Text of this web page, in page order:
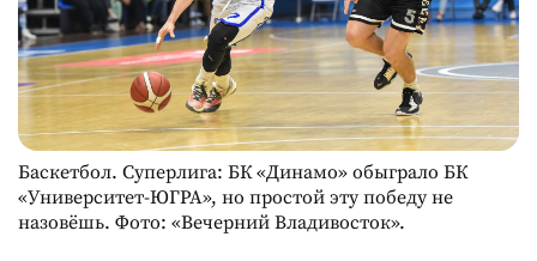
Баскетбол. Суперлига: БК «Динамо» обыграло БК
«Университет-ЮГРА», но простой эту победу не
назовёшь. Фото: «Вечерний Владивосток».